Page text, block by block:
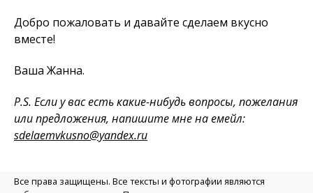
Добро пожаловать и давайте сделаем вкусно
вместе!
Ваша Жанна.
P.S. Если у вас есть какие-нибудь вопросы, пожелания
или предложения, напишите мне на емейл:
sdelaemvkusno@yandex.ru
Все права защищены. Все тексты и фотографии являются